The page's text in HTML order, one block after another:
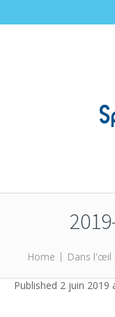
Home Dans l'œil
Published 2 juin 2019